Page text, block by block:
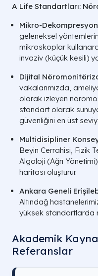
A Life Standartları:
Mikro-Dekompresyon
geleneksel
mikroskoplar
invaziv (küçük kesili)
Dijital
vakalarımızda,
olarak izleyen
standart olarak
güvenliğini en üst
Multidisipliner
Beyin Cerrahisi, Fizik
Algoloji (Ağrı
haritası oluşturur.
Ankara Geneli
Altındağ
yüksek standartlarda
Akademik
Referanslar